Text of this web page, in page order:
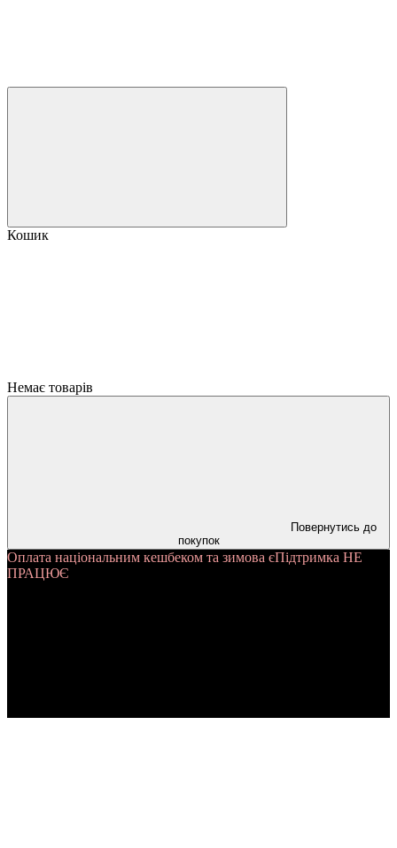
Кошик
Немає товарів
Повернутись до
покупок
Оплата національним кешбеком та зимова єПідтримка НЕ
ПРАЦЮЄ